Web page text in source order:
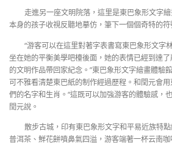
走進另一座文明院落，這里是東巴象形文字
本身的孩子收視反聽地摹仿，筆下一個個奇特的符
“游客可以在這里對著字表書寫東巴象形文字
坐在她的平衡美學吧檯後面，她的表情已經到達
的文明作品帶回家紀念。”東巴象形文字繪畫體驗
可不雅看清楚東巴紙的制作經過歷程。和閏元會
們的名字和生肖。“這既可以加強游客的體驗感，
閏元說。
散步古城，印有東巴象形文字和平易近族特
普洱茶、鮮花餅噴鼻氣四溢，游客端著一杯云南